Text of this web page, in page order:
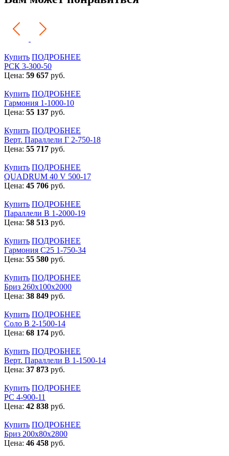
Купить ПОДРОБНЕЕ
РСК 3-300-50
Цена: 59 657 руб.
Купить ПОДРОБНЕЕ
Гармония 1-1000-10
Цена: 55 137 руб.
Купить ПОДРОБНЕЕ
Верт. Параллели Г 2-750-18
Цена: 55 717 руб.
Купить ПОДРОБНЕЕ
QUADRUM 40 V 500-17
Цена: 45 706 руб.
Купить ПОДРОБНЕЕ
Параллели В 1-2000-19
Цена: 58 513 руб.
Купить ПОДРОБНЕЕ
Гармония С25 1-750-34
Цена: 55 580 руб.
Купить ПОДРОБНЕЕ
Бриз 260х100х2000
Цена: 38 849 руб.
Купить ПОДРОБНЕЕ
Соло В 2-1500-14
Цена: 68 174 руб.
Купить ПОДРОБНЕЕ
Верт. Параллели В 1-1500-14
Цена: 37 873 руб.
Купить ПОДРОБНЕЕ
РС 4-900-11
Цена: 42 838 руб.
Купить ПОДРОБНЕЕ
Бриз 200х80х2800
Цена: 46 458 руб.